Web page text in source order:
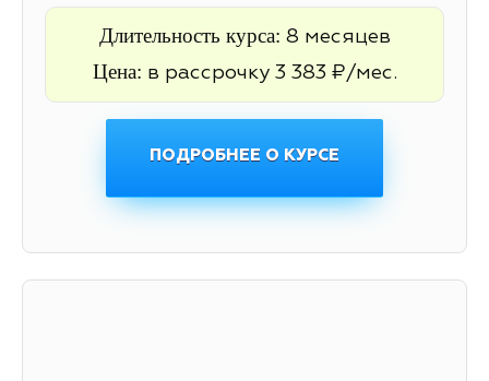
Длительность курса: 8 месяцев
Цена: в рассрочку 3 383 ₽/мес.
ПОДРОБНЕЕ О КУРСЕ